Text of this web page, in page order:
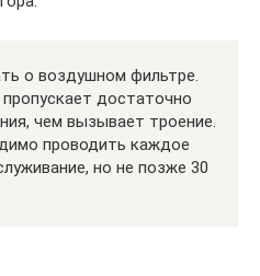
о воздушном фильтре.
достаточно
чем вызывает троение.
проводить каждое
но не позже 30